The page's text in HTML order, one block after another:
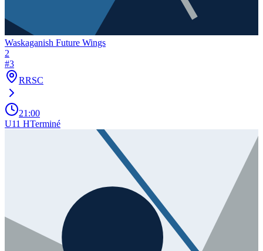
Waskaganish Future Wings
2
#3
RRSC
21:00
U11 HTerminé